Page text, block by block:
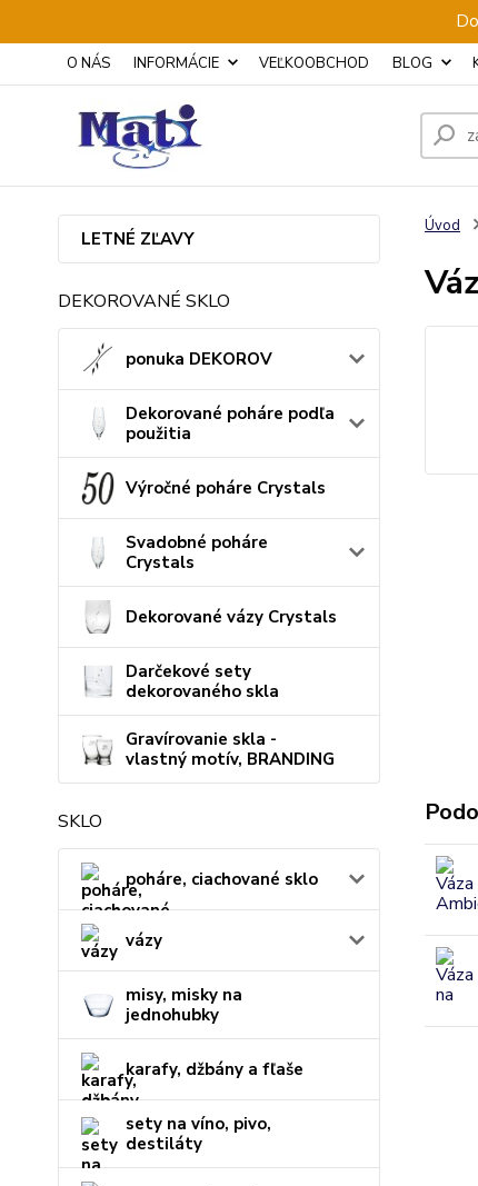
O NÁS INFORMÁCIE VEĽKOOBCHOD BLOG
LETNÉ ZĽAVY
DEKOROVANÉ SKLO
ponuka DEKOROV
Dekorované poháre podľa
použitia
Výročné poháre Crystals
Svadobné poháre
Crystals
Dekorované vázy Crystals
Darčekové sety
dekorovaného skla
Gravírovanie skla -
vlastný motív, BRANDING
SKLO
poháre, ciachované sklo
vázy
misy, misky na
jednohubky
karafy, džbány a fľaše
sety na víno, pivo,
destiláty
Úvod